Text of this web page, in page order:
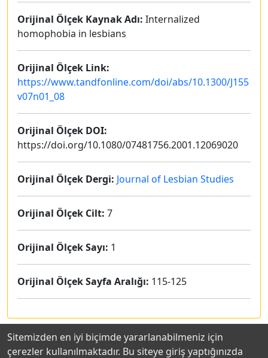
Orijinal Ölçek Kaynak Adı: Internalized
homophobia in lesbians
Orijinal Ölçek Link:
https://www.tandfonline.com/doi/abs/10.1300/J155
v07n01_08
Orijinal Ölçek DOI:
https://doi.org/10.1080/07481756.2001.12069020
Orijinal Ölçek Dergi: Journal of Lesbian Studies
Orijinal Ölçek Cilt: 7
Orijinal Ölçek Sayı: 1
Orijinal Ölçek Sayfa Aralığı: 115-125
Sitemizden en iyi biçimde yararlanabilmeniz için
çerezler kullanılmaktadır. Bu siteye giriş yaptığınızda